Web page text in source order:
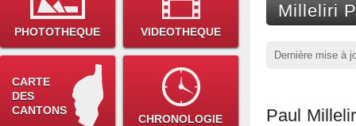
PHOTOTHEQUE VIDEOTHEQUE
CARTE
DES
CANTONS
CHRONOLOGIE
Milleliri
Dernière mise à
Paul